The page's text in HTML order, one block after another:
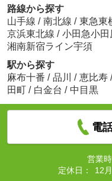
路線から探す
山手線 / 南北線 / 東急東
京浜東北線 / 小田急小田
湘南新宿ライン宇須
駅から探す
麻布十番 / 品川 / 恵比寿 /
田町 / 白金台 / 中目黒
電
営業時
定休日：
12